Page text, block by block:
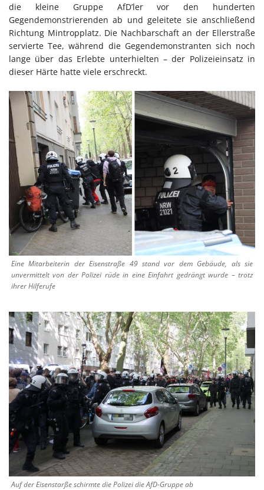
die kleine Gruppe AfD’ler vor den hunderten
Gegendemonstrierenden ab und geleitete sie anschließend
Richtung Mintropplatz. Die Nachbarschaft an der Ellerstraße
servierte Tee, während die Gegendemonstranten sich noch
lange über das Erlebte unterhielten – der Polizeieinsatz in
dieser Härte hatte viele erschreckt.
Eine Mitarbeiterin der Eisenstraße 49 stand vor dem Gebäude, als sie
unvermittelt von der Polizei rüde in eine Einfahrt gedrängt wurde – trotz
ihrer Hilferufe
Auf der Eisenstarße schirmte die Polizei die AfD-Gruppe ab